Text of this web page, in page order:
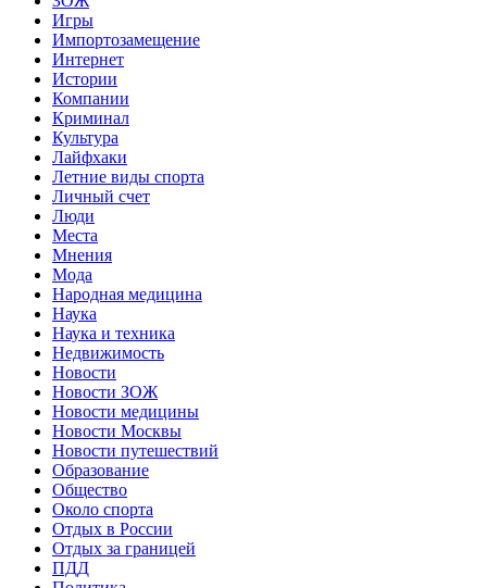
Игры
Импортозамещение
Интернет
Истории
Компании
Криминал
Культура
Лайфхаки
Летние виды спорта
Личный счет
Люди
Места
Мнения
Мода
Народная медицина
Наука
Наука и техника
Недвижимость
Новости
Новости ЗОЖ
Новости медицины
Новости Москвы
Новости путешествий
Образование
Общество
Около спорта
Отдых в России
Отдых за границей
ПДД